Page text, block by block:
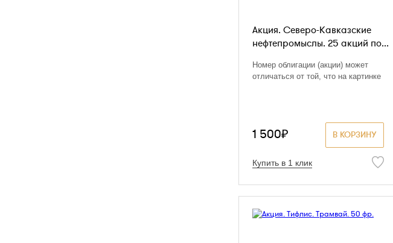
Акция. Северо-Кавказские
нефтепромыслы. 25 акций по...
Номер облигации (акции) может
отличаться от той, что на картинке
В КОРЗИНУ
1 500₽
Купить в 1 клик